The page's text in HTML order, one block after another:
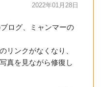
2022年01月28日
ログ、ミャンマーの
リンクがなくなり、
真を見ながら修復し